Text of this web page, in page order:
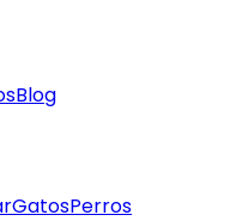
Blog
GatosPerros